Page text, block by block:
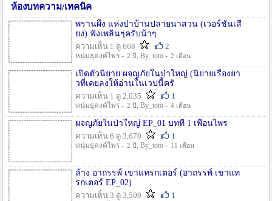
ห้องบทความ/เทคนิค
พรานผึ้ง แห่งป่าบ้านปลายนาสวน (เวอร์ชั่นเสี
ยง) ฟังเพลินๆครับน้าๆ
ความเห็น 1 ดู 668
2
หนุ่มธุดงค์ไพร - 2 ปี , By_toto - 2 เดือน
เปิดตัวนิยาย ผจญภัยในป่าใหญ่ (นิยายเรื่องยา
วที่เคยลงให้อ่านในเวปนี้ครั
ความเห็น 1 ดู 2,035
1
หนุ่มธุดงค์ไพร - 2 ปี , By_toto - 4 เดือน
ผจญภัยในป่าใหญ่ EP_01 บทที่ 1 เพื่อนไพร
ความเห็น 6 ดู 3,670
1
หนุ่มธุดงค์ไพร - 2 ปี , By_toto - 11 เดือน
ล้าง อาถรรพ์ เขาแทรกเตอร์ (อาถรรพ์ เขาแท
รกเตอร์ EP_02)
ความเห็น 3 ดู 3,509
1